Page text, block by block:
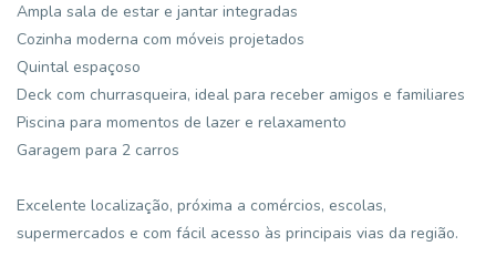
Ampla sala de estar e jantar integradas
Cozinha moderna com móveis projetados
Quintal espaçoso
Deck com churrasqueira, ideal para receber amigos e familiares
Piscina para momentos de lazer e relaxamento
Garagem para 2 carros
Excelente localização, próxima a comércios, escolas,
supermercados e com fácil acesso às principais vias da região.